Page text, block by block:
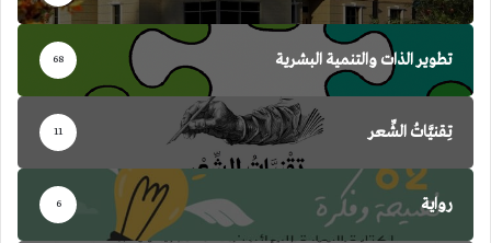
تطوير الذات والتنمية البشرية 68
تِقنيَّاتُ الشِّعر 11
رواية 6